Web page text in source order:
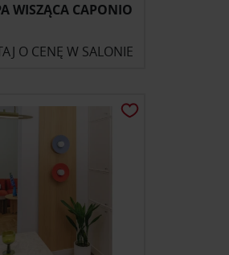
WISZĄCA CAPONIO
O CENĘ W SALONIE